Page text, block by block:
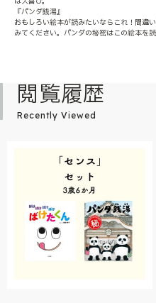
『パンダ銭湯』
おもしろい絵本が読みたいならこれ！間違
みてください。パンダの秘密はこの絵本を
閲覧履歴
Recently Viewed